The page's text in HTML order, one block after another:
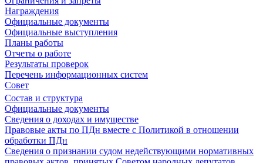
Награждения
Официальные документы
Официальные выступления
Планы работы
Отчеты о работе
Результаты проверок
Перечень информационных систем
Совет
Состав и структура
Официальные документы
Сведения о доходах и имуществе
Правовые акты по ПДн вместе с Политикой в отношении
обработки ПДн
Сведения о признании судом недействующими нормативных